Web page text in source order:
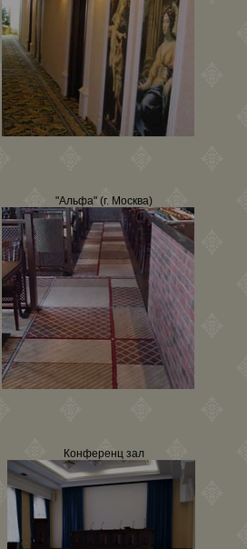
"Альфа" (г. Москва)
Конференц зал